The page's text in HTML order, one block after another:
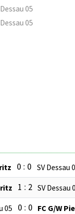
05
05
0 : 0 SV Dessau
1 : 2 SV Dessau
05 0 : 0 FC G/W